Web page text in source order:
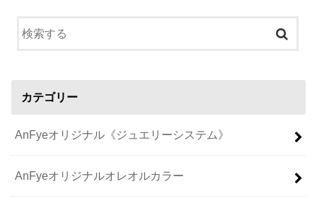
カテゴリー
AnFyeオリジナル《ジュエリーシステム》
AnFyeオリジナルオレオルカラー